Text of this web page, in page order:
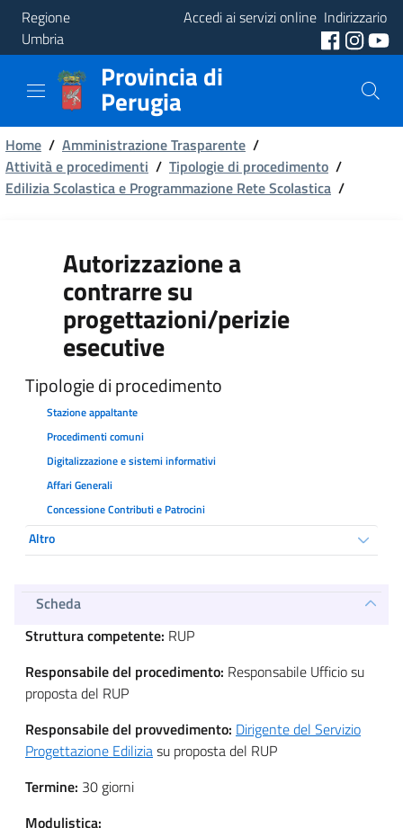
Regione
Umbria
Accedi ai servizi online Indirizzario
Provincia
Aree
Tematiche
Servizi
Provincia di
Perugia
Briciole
di
Home / Amministrazione Trasparente /
Attività e procedimenti / Tipologie di procedimento /
Edilizia Scolastica e Programmazione Rete Scolastica /
Autorizzazione a
contrarre su
progettazioni/perizie
esecutive
Tipologie di procedimento
Stazione appaltante
Procedimenti comuni
Digitalizzazione e sistemi informativi
Affari Generali
Concessione Contributi e Patrocini
Altro
Scheda
Struttura competente: RUP
Responsabile del procedimento: Responsabile Ufficio su
proposta del RUP
Responsabile del provvedimento: Dirigente del Servizio
Progettazione Ediliziasu proposta del RUP
Termine: 30 giorni
Modulistica: